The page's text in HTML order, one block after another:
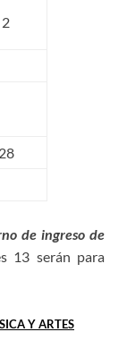
2
28
de ingreso de
13 serán para
Y ARTES